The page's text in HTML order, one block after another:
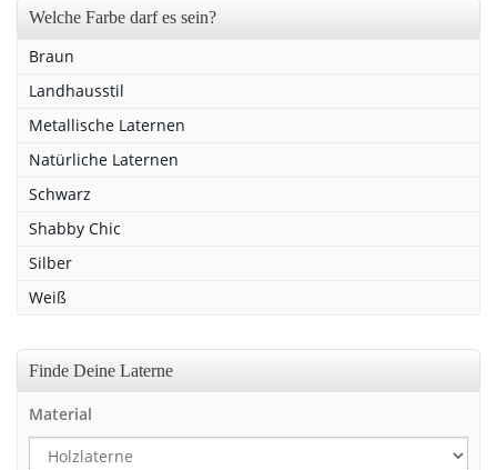
Welche Farbe darf es sein?
Braun
Landhausstil
Metallische Laternen
Natürliche Laternen
Schwarz
Shabby Chic
Silber
Weiß
Finde Deine Laterne
Material